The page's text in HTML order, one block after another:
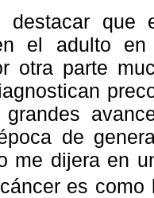
destacar
el adulto
otra parte
grandes
de
me dijera en
es como